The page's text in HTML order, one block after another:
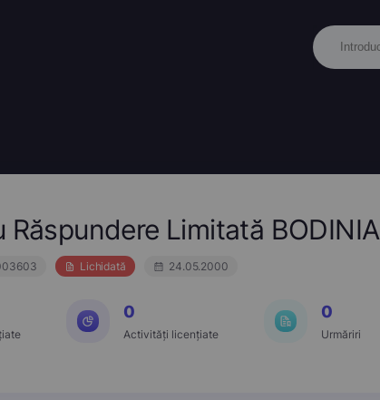
Răspundere Limitată BODINIA
Lichidată 24.05.2000
0
Activități licențiate
0
Urmăriri